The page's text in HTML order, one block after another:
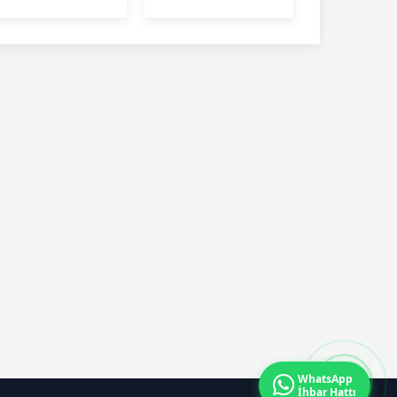
WhatsApp
İhbar Hattı